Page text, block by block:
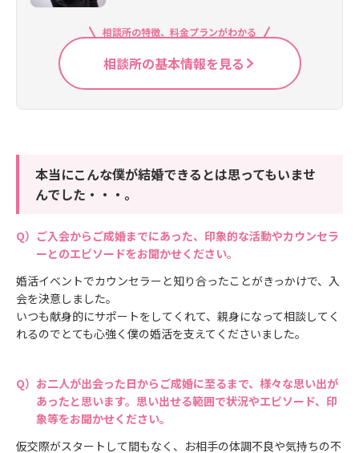
相談所の特徴、料金プランがわかる
相談所の基本情報を見る
本当にこんな僕が結婚できるとは思ってもいませ
んでした・・・。
ご入会からご成婚までにあった、印象的な活動やカウンセラ
ーとのエピソードをお聞かせください。
婚活イベントでカウンセラーと知り合ったことがきっかけで、入
会を決意しました。
いつも献身的にサポートをしてくれて、親身になって相談してく
れるのでとても心強く僕の婚活を支えてくださいました。
お二人が出会った日からご成婚に至るまで、様々な思い出が
あったと思います。思い出せる範囲で状況やエピソード、印
象等をお聞かせください。
仮交際がスタートして間もなく、お相手の体調不良や気持ちの不